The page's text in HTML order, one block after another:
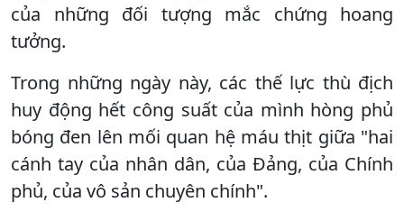
của những đối tượng mắc chứng hoang
tưởng.
Trong những ngày này, các thế lực thù địch
huy động hết công suất của mình hòng phủ
bóng đen lên mối quan hệ máu thịt giữa "hai
cánh tay của nhân dân, của Đảng, của Chính
phủ, của vô sản chuyên chính".